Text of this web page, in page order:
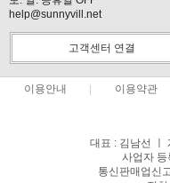
help@sunnyvill.net
고객센터 연결
이용안내 이용약관
대표 : 김남선 ㅣ
사업자
통신판매업신